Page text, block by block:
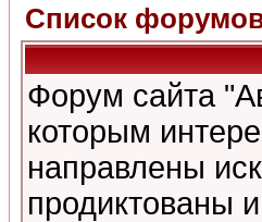
Список
Форум сайта
которым
направлены
продиктованы